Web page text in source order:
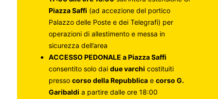
Piazza Saffi (ad accezione del portico
Palazzo delle Poste e dei Telegrafi) per
operazioni di allestimento e messa in
sicurezza dell’area
ACCESSO PEDONALE a Piazza Saffi
consentito solo dai due varchi costituiti
presso corso della Repubblica e corso G.
Garibaldi a partire dalle ore 18:00